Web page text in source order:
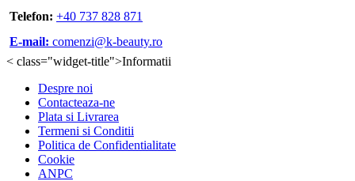
Telefon: +40 737 828 871
E-mail: comenzi@k-beauty.ro
< class="widget-title">Informatii
Despre noi
Contacteaza-ne
Plata si Livrarea
Termeni si Conditii
Politica de Confidentialitate
Cookie
ANPC